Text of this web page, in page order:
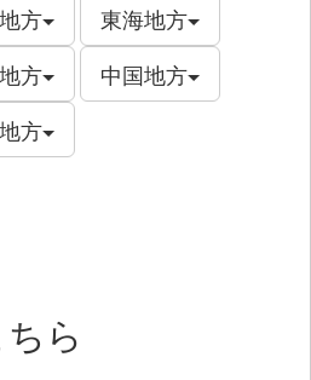
方
東海地方
方
中国地方
方
ら